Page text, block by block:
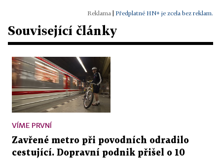
Předplatné HN+ je zcela bez reklam.
Související články
VÍME PRVNÍ
Zavřené metro při povodních odradilo
cestující. Dopravní podnik přišel o 10